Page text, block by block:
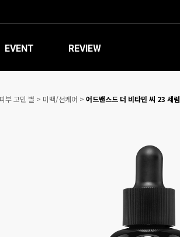
EVENT REVIEW
부 고민 별 > 미백/선케어 > 어드밴스드 더 비타민 씨 23 세럼